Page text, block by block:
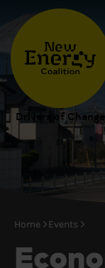
Drivers of Change
Home Events